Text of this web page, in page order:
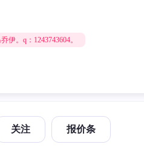
。q：1243743604。
关注 报价条